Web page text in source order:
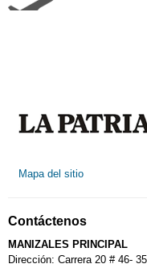
Calendario Tributario
Mapa del sitio
Contáctenos
MANIZALES PRINCIPAL
Dirección: Carrera 20 # 46- 35